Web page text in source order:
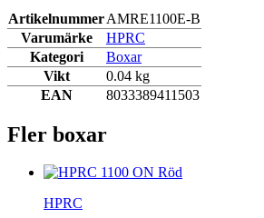
ArtikelnummerAMRE1100E-B
Varumärke
HPRC
Kategori
Boxar
Vikt
0.04 kg
EAN
8033389411503
Fler boxar
HPRC